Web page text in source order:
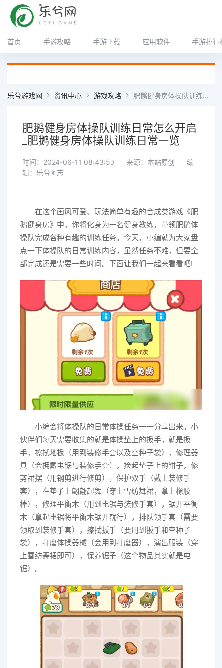
首页 手游攻略 手游下载 应用软件 手游排行
乐兮游戏网 资讯中心 游戏攻略 肥鹅健身房体操队训练日常怎么开启_肥鹅健身房体操队训练日常一览
肥鹅健身房体操队训练日常怎么开启
_肥鹅健身房体操队训练日常一览
时间：2024-06-11 08:43:50 来源：本站原创
编
辑：乐兮阿志
在这个画风可爱、玩法简单有趣的合成类游戏《肥
鹅健身房》中，你将化身为一名健身教练，带领肥鹅体
操队完成各种有趣的训练任务。今天，小编就为大家盘
点一下体操队的日常训练内容，虽然任务不难，但要全
部完成还是需要一些时间。下面让我们一起来看看吧!
小编会将体操队的日常体操任务一一分享出来。小
伙伴们每天需要收集的就是体操垫上的扳手，就是扳
手，擦拭地板（用到装修手套以及空种子袋），修理器
具（会拥戴电锯与装修手套），捡起垫子上的钳子，修
剪裙摆（用钢剪进行修剪），保护双手（戴上装修手
套），在垫子上翩翩起舞（穿上雪纺舞裙，拿上橡胶
棒），修理平衡木（用到电锯与装修手套），锯开平衡
木（拿起电锯将平衡木锯开就行），排队领手套（需要
领取到装修手套），擦拭扳手（要用到扳手和空种子
袋），打磨体操器械（会用到打磨器），演出服装（穿
上雪纺舞裙即可），保养锯子（这个物品其实就是电
锯）。